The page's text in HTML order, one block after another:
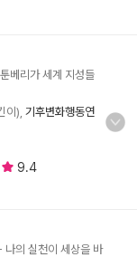
베리가 세계 지성들
이), 기후변화행동연
9.4
나의 실천이 세상을 바